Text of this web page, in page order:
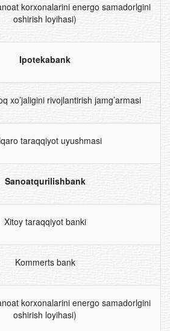
korxonalarini energo samadorlgini
oshirish loyihasi)
Ipotekabank
xo’jaligini rivojlantirish jamg’armasi
taraqqiyot uyushmasi
Sanoatqurilishbank
Xitoy taraqqiyot banki
Kommerts bank
korxonalarini energo samadorlgini
oshirish loyihasi)